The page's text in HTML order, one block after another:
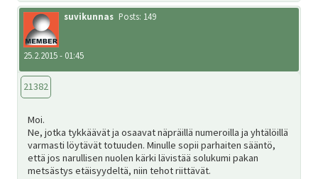
suvikunnas Posts: 149
25.2.2015 - 01:45
21382
Moi.
Ne, jotka tykkäävät ja osaavat näpräillä numeroilla ja yhtälöillä
varmasti löytävät totuuden. Minulle sopii parhaiten sääntö,
että jos narullisen nuolen kärki lävistää solukumi pakan
metsästys etäisyydeltä, niin tehot riittävät.